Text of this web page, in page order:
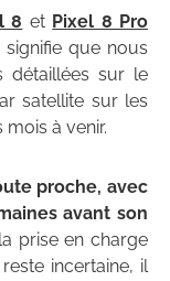
8 et Pixel 8 Pro
que nous
détaillées sur le
satellite sur les
à venir.
proche, avec
avant son
prise en charge
incertaine, il